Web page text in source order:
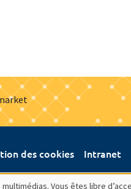
des cookies Intranet
Vous êtes libre